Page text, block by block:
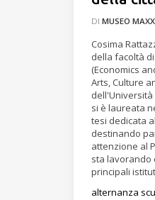
DI MUSEO
Cosima
della facoltà
(Economics
Arts, Culture
dell'Università
si è laureata
tesi dedicata al
destinando
attenzione al
sta lavorando
principali
alternanza